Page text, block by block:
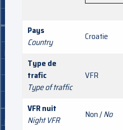
Pays
Country
Croatie
Type de
trafic
Type of traffic
VFR
VFR nuit
Night VFR
Non /No